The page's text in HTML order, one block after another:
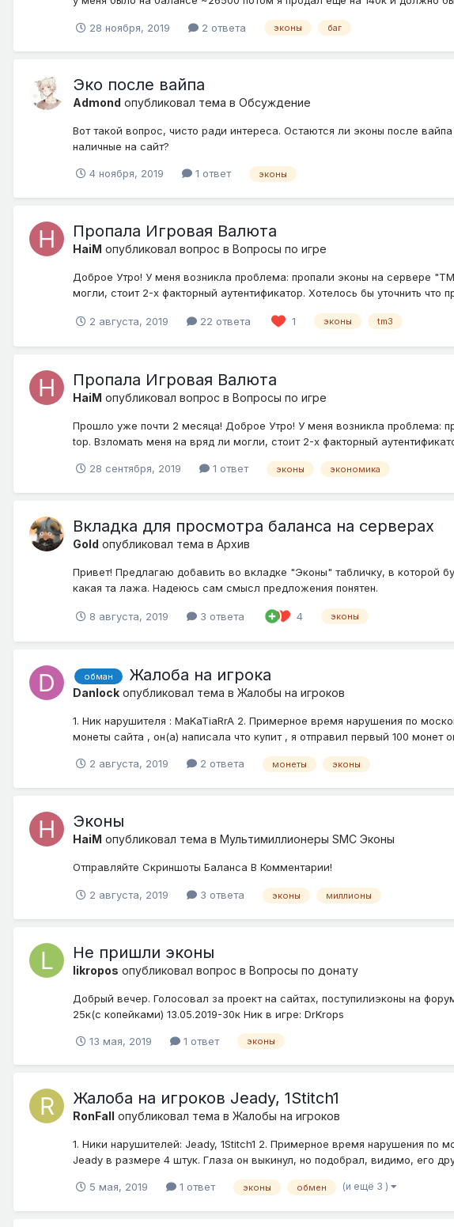
28 ноября, 2019 2 ответа эконы баг
Эко после вайпа
Admond опубликовал тема в Обсуждение
Вот такой вопрос, чисто ради интереса. Остаются ли эконы после
наличные на сайт?
4 ноября, 2019 1 ответ эконы
Пропала Игровая Валюта
HaiM опубликовал вопрос в Вопросы по игре
Доброе Утро! У меня возникла проблема: пропали эконы на сервере
могли, стоит 2-х факторный аутентификатор. Хотелось бы уточнить что
2 августа, 2019 22 ответа 1 эконы tm3
Пропала Игровая Валюта
HaiM опубликовал вопрос в Вопросы по игре
Прошло уже почти 2 месяца! Доброе Утро! У меня возникла проблема:
top. Взломать меня на вряд ли могли, стоит 2-х факторный
28 сентября, 2019 1 ответ эконы экономика
Вкладка для просмотра баланса на серверах
Gold опубликовал тема в Архив
Привет! Предлагаю добавить во вкладке "Эконы" табличку, в которой
какая та лажа. Надеюсь сам смысл предложения понятен.
8 августа, 2019 3 ответа 4 эконы
обман Жалоба на игрока
Danlock опубликовал тема в Жалобы на игроков
1. Ник нарушителя : MaKaTiaRrA 2. Примерное время нарушения по
монеты сайта , он(а) написала что купит , я отправил первый 100 монет
2 августа, 2019 2 ответа монеты эконы
Эконы
HaiM опубликовал тема в Мультимиллионеры SMC Эконы
Отправляйте Скриншоты Баланса В Комментарии!
2 августа, 2019 3 ответа эконы миллионы
Не пришли эконы
likropos опубликовал вопрос в Вопросы по донату
Добрый вечер. Голосовал за проект на сайтах, поступилиэконы на
25к(с копейками) 13.05.2019-30к Ник в игре: DrKrops
13 мая, 2019 1 ответ эконы
Жалоба на игроков Jeady, 1Stitch1
RonFall опубликовал тема в Жалобы на игроков
1. Ники нарушителей: Jeady, 1Stitch1 2. Примерное время нарушения по
Jeady в размере 4 штук. Глаза он выкинул, но подобрал, видимо, его
5 мая, 2019 1 ответ эконы обмен (и ещё 3 )